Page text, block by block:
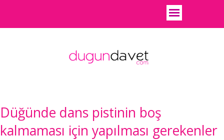
Düğünde dans pistinin boş
kalmaması için yapılması gerekenler